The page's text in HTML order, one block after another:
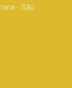
- São